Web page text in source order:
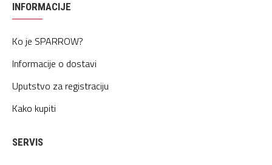
INFORMACIJE
Ko je SPARROW?
Informacije o dostavi
Uputstvo za registraciju
Kako kupiti
SERVIS